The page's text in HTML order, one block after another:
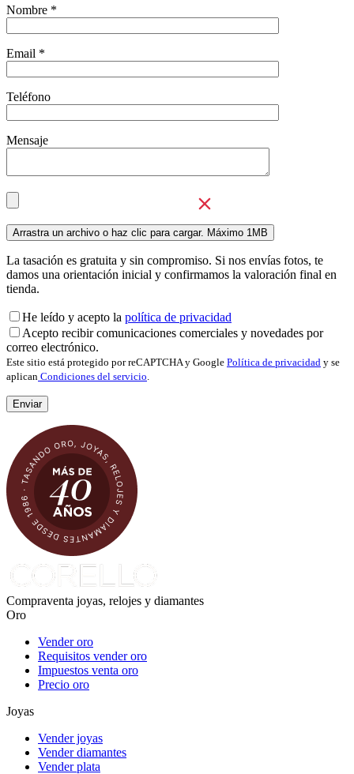
Nombre *
Email *
Teléfono
Mensaje
La tasación es gratuita y sin compromiso. Si nos envías fotos, te
damos una orientación inicial y confirmamos la valoración final en
tienda.
He leído y acepto la política de privacidad
Acepto recibir comunicaciones comerciales y novedades por
correo electrónico.
Este sitio está protegido por reCAPTCHA y Google Política de privacidad y se
aplican Condiciones del servicio
Compraventa joyas, relojes y diamantes
Oro
Vender oro
Requisitos vender oro
Impuestos venta oro
Precio oro
Joyas
Vender joyas
Vender diamantes
Vender plata